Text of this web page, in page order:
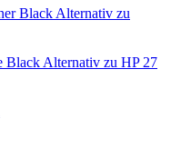
Alternativ zu
Alternativ zu HP 27